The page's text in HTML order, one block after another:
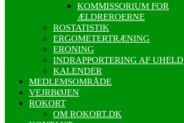
KOMMISSORIUM FOR
ÆLDREROERNE
ROSTATISTIK
ERGOMETERTRÆNING
ERONING
INDRAPPORTERING AF UHELD
KALENDER
MEDLEMSOMRÅDE
VEJRBØJEN
ROKORT
OM ROKORT.DK